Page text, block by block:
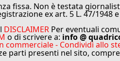
fissa. Non è testata
ex art. 5 L. 47/1948
DISCLAIMER Per eventuali
o di scrivere a: info @
commerciale - Condividi allo
parti presenti nel sito,